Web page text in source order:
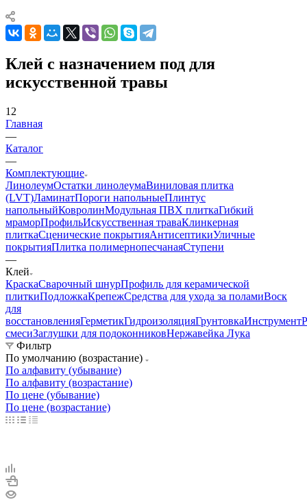
Клей с назначением под для
искусственной травы
12
Главная
—
Каталог
—
Комплектующие
ЛинолеумОстатки линолеумаВиниловая плитка
(LVT)ЛаминатПороги напольныеПлинтус
напольныйКовролинМодульная ПВХ плиткаГибкий
мраморПрофильИскусственная траваКлинкерная
плиткаСценические покрытияАнтисептикиУличные
покрытияПлитка полимернопесчанаяСтупени
—
Клей
КраскаСварочный шнурПрофиль для керамической
плиткиПодложкаКрепежСредства для ухода за поламиВоск
для
восстановленияГерметикГидроизоляцияГрунтовкаИнструмент
смесиЗаглушки для подоконниковНержавейка Лука
Фильтр
По умолчанию (возрастание)
По алфавиту (убывание)
По алфавиту (возрастание)
По цене (убывание)
По цене (возрастание)